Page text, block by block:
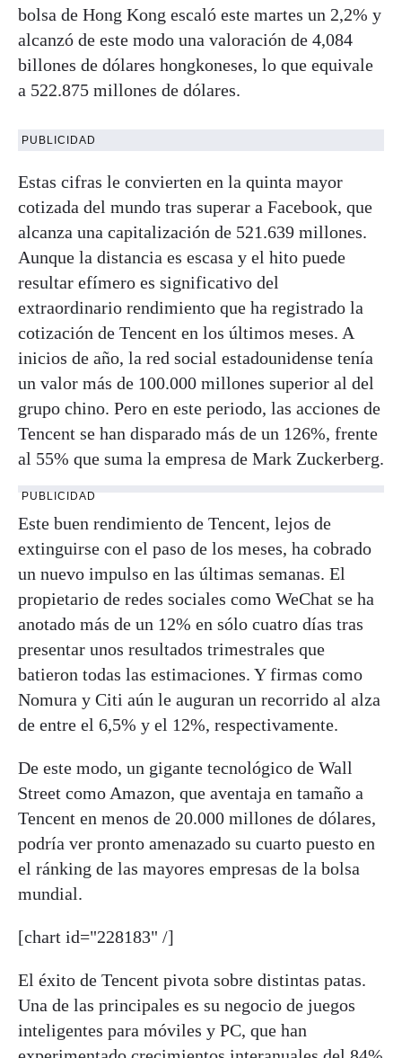
bolsa de Hong Kong escaló este martes un 2,2% y
alcanzó de este modo una valoración de 4,084
billones de dólares hongkoneses, lo que equivale
a 522.875 millones de dólares.
PUBLICIDAD
Estas cifras le convierten en la quinta mayor
cotizada del mundo tras superar a Facebook, que
alcanza una capitalización de 521.639 millones.
Aunque la distancia es escasa y el hito puede
resultar efímero es significativo del
extraordinario rendimiento que ha registrado la
cotización de Tencent en los últimos meses. A
inicios de año, la red social estadounidense tenía
un valor más de 100.000 millones superior al del
grupo chino. Pero en este periodo, las acciones de
Tencent se han disparado más de un 126%, frente
al 55% que suma la empresa de Mark Zuckerberg.
PUBLICIDAD
Este buen rendimiento de Tencent, lejos de
extinguirse con el paso de los meses, ha cobrado
un nuevo impulso en las últimas semanas. El
propietario de redes sociales como WeChat se ha
anotado más de un 12% en sólo cuatro días tras
presentar unos resultados trimestrales que
batieron todas las estimaciones. Y firmas como
Nomura y Citi aún le auguran un recorrido al alza
de entre el 6,5% y el 12%, respectivamente.
De este modo, un gigante tecnológico de Wall
Street como Amazon, que aventaja en tamaño a
Tencent en menos de 20.000 millones de dólares,
podría ver pronto amenazado su cuarto puesto en
el ránking de las mayores empresas de la bolsa
mundial.
[chart id="228183" /]
El éxito de Tencent pivota sobre distintas patas.
Una de las principales es su negocio de juegos
inteligentes para móviles y PC, que han